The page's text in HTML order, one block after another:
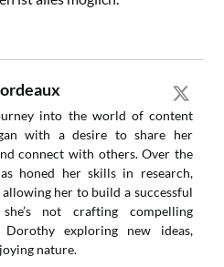
into the world of content
with a desire to share her
connect with others. Over the
honed her skills in research,
her to build a successful
not crafting compelling
exploring new ideas,
nature.